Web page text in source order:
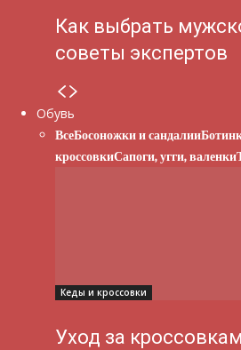
Как выбрать
советы экспертов
Обувь
ВсеБосоножки и сандалии
кроссовкиСапоги, угги, валенки
Кеды и кроссовки
Уход за